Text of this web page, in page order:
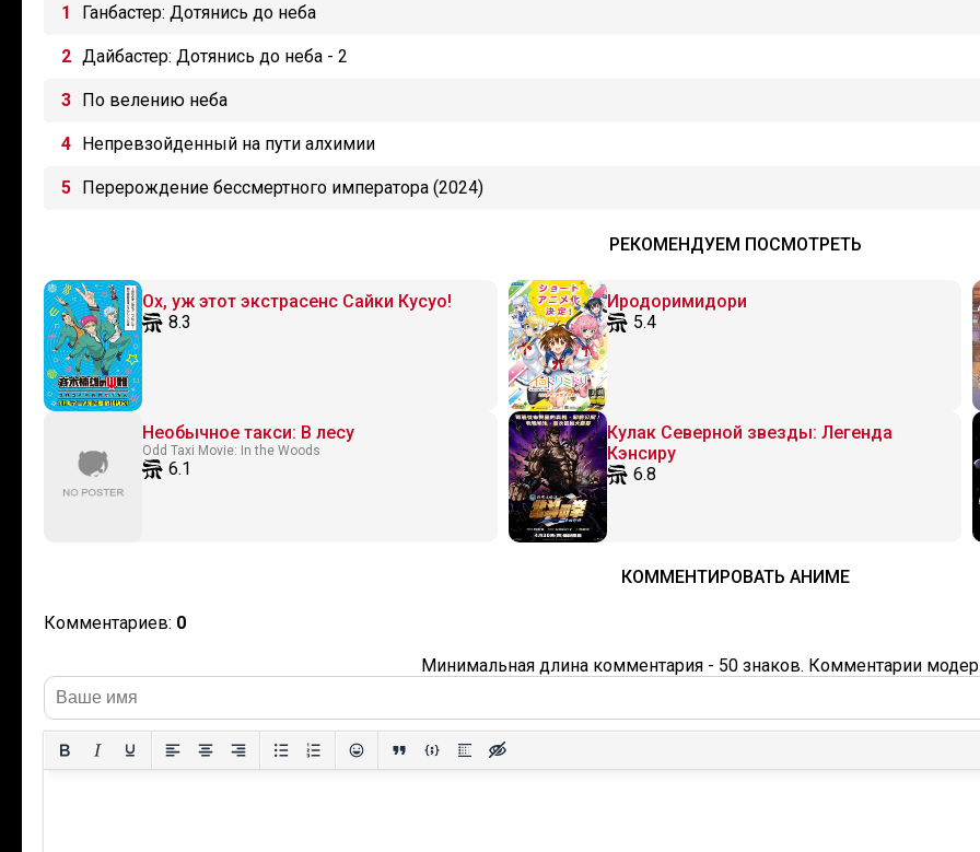
Ганбастер: Дотянись до неба
Дайбастер: Дотянись до неба - 2
По велению неба
Непревзойденный на пути алхимии
Перерождение бессмертного императора (2024)
РЕКОМЕНДУЕМ ПОСМОТРЕТЬ
Ох, уж этот экстрасенс Сайки Кусуо!
8.3
Иродоримидори
5.4
Необычное такси: В лесу
Odd Taxi Movie: In the Woods
6.1
Кулак Северной звезды: Легенда
Кэнсиру
6.8
КОММЕНТИРОВАТЬ АНИМЕ
Комментариев: 0
Минимальная длина комментария - 50 знаков. Комментарии